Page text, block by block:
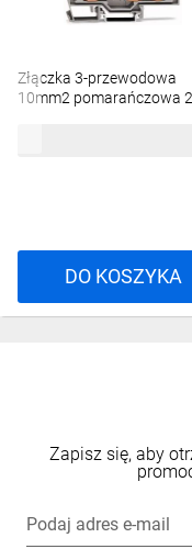
Złączka 3-przewodowa
10mm2 pomarańczowa
DO KOSZYKA
Zapisz się, aby
Podaj adres e-mail